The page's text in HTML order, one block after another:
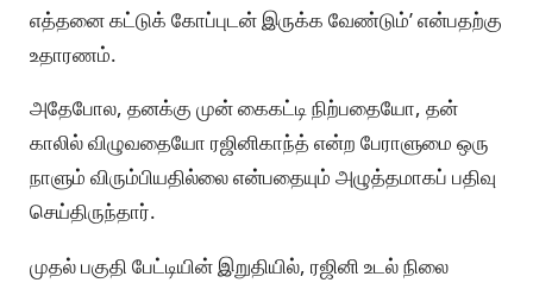
எத்தனை கட்டுக் கோப்புடன் இருக்க வேண்டும்’ என்பதற்கு
உதாரணம்.
அதேபோல, தனக்கு முன் கைகட்டி நிற்பதையோ, தன்
காலில் விழுவதையோ ரஜினிகாந்த் என்ற பேராளுமை ஒரு
நாளும் விரும்பியதில்லை என்பதையும் அழுத்தமாகப் பதிவு
செய்திருந்தார்.
முதல் பகுதி பேட்டியின் இறுதியில், ரஜினி உடல் நிலை